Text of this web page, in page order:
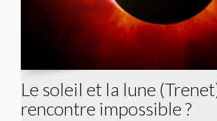
Le soleil et la lune
rencontre impossible ?